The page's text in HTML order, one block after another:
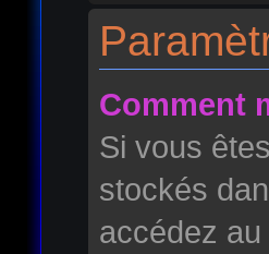
Comment
Si vous
stockés
accédez au